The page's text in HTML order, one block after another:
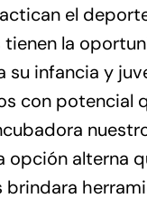
el
la
su infancia y
con potencial
alterna